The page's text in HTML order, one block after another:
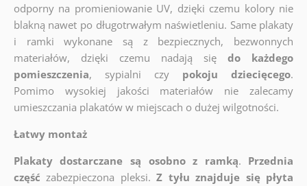
odporny na promieniowanie UV, dzięki czemu kolory nie
blakną nawet po długotrwałym naświetleniu. Same plakaty
i ramki wykonane są z bezpiecznych, bezwonnych
materiałów, dzięki czemu nadają siędo każdego
pomieszczenia, sypialni czy pokoju dziecięcego.
Pomimo wysokiej jakości materiałów nie zalecamy
umieszczania plakatów w miejscach o dużej wilgotności.
Łatwy montaż
Plakaty dostarczane są osobno z ramką. Przednia
część zabezpieczona pleksi. Z tyłu znajduje się płyta